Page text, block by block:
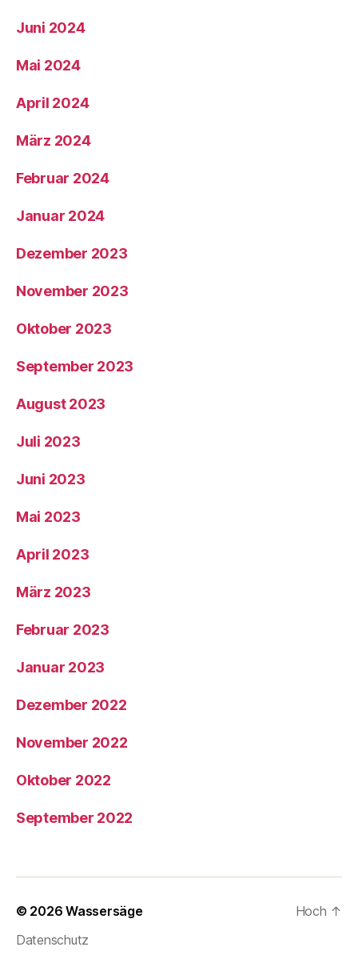
Juni 2024
Mai 2024
April 2024
März 2024
Februar 2024
Januar 2024
Dezember 2023
November 2023
Oktober 2023
September 2023
August 2023
Juli 2023
Juni 2023
Mai 2023
April 2023
März 2023
Februar 2023
Januar 2023
Dezember 2022
November 2022
Oktober 2022
September 2022
© 2026Wassersäge
Datenschutz
Hoch ↑